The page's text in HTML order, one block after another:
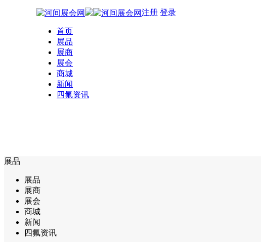
注册 登录
首页
展品
展商
展会
商城
新闻
四氟资讯
展品
展品
展商
展会
商城
新闻
四氟资讯